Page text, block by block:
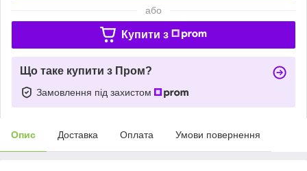
або
Купити з
Що таке купити з Пром?
Замовлення під захистом
Опис Доставка Оплата Умови повернення